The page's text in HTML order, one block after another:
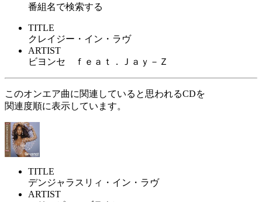
番組名で検索する
TITLE
クレイジー・イン・ラヴ
ARTIST
ビヨンセ ｆｅａｔ．Ｊａｙ－Ｚ
このオンエア曲に関連していると思われるCDを
関連度順に表示しています。
TITLE
デンジャラスリィ・イン・ラヴ
ARTIST